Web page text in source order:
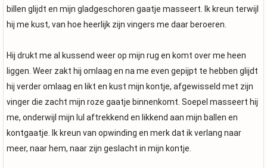
billen glijdt en mijn gladgeschoren gaatje masseert. Ik kreun terwijl
hij me kust, van hoe heerlijk zijn vingers me daar beroeren.
Hij drukt me al kussend weer op mijn rug en komt over me heen
liggen. Weer zakt hij omlaag en na me even gepijpt te hebben glijdt
hij verder omlaag en likt en kust mijn kontje, afgewisseld met zijn
vinger die zacht mijn roze gaatje binnenkomt. Soepel masseert hij
me, onderwijl mijn lul aftrekkend en likkend aan mijn ballen en
kontgaatje. Ik kreun van opwinding en merk dat ik verlang naar
meer, naar hem, naar zijn geslacht in mijn kontje.